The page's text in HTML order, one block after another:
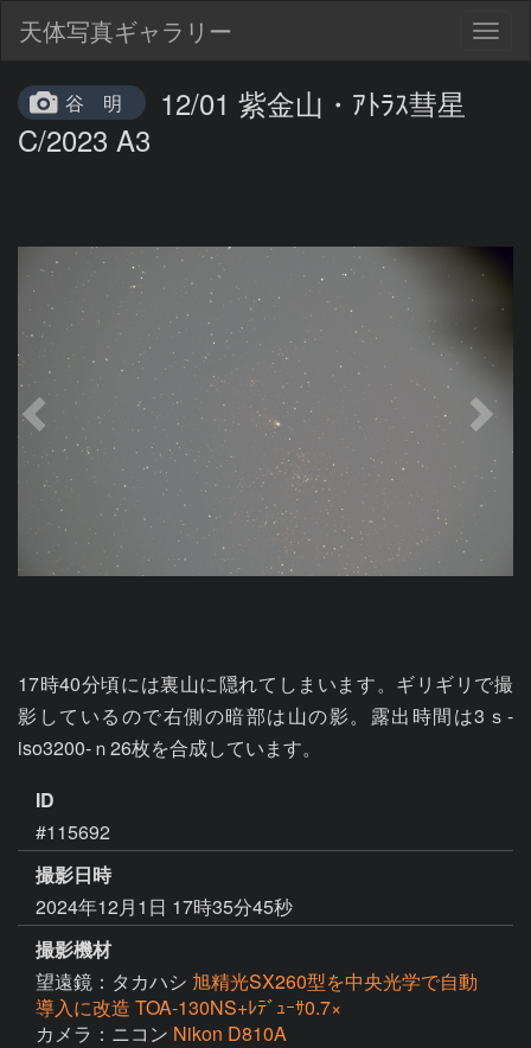
天体写真ギャラリー
谷 明
12/01 紫金山・ｱﾄﾗｽ彗星
C/2023 A3
17時40分頃には裏山に隠れてしまいます。ギリギリで撮
影しているので右側の暗部は山の影。露出時間は3ｓ-
ID
#115692
撮影日時
2024年12月1日 17時35分45秒
撮影機材
望遠鏡：タカハシ 旭精光SX260型を中央光学で自動
導入に改造 TOA-130NS+ﾚﾃﾞｭｰｻ0.7×
カメラ：ニコン Nikon D810A